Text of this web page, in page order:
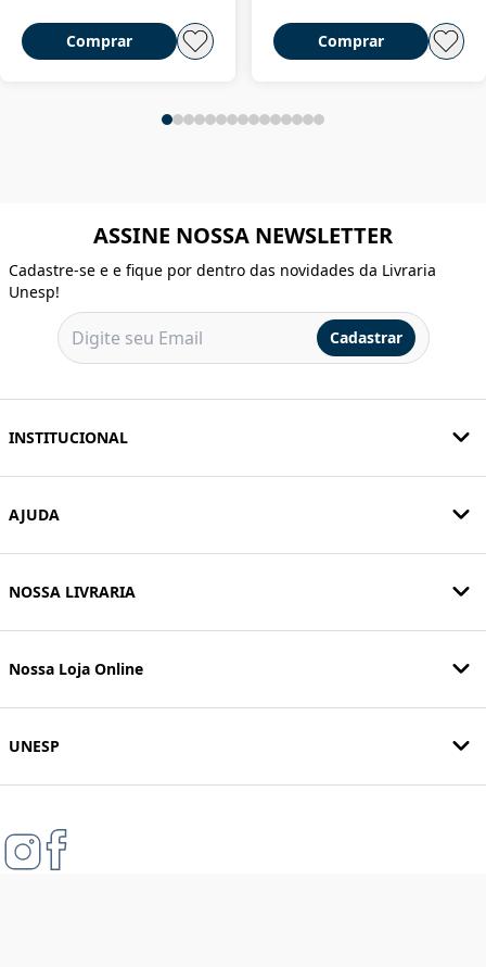
Comprar Comprar
ASSINE NOSSA NEWSLETTER
Cadastre-se e e fique por dentro das novidades da Livraria
Unesp!
Cadastrar
INSTITUCIONAL
AJUDA
NOSSA LIVRARIA
Nossa Loja Online
UNESP